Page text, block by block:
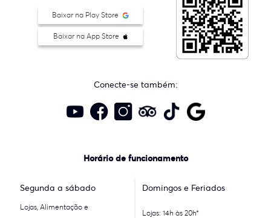
Baixar na Play Store
Baixar na App Store
Conecte-se também:
Horário de funcionamento
Segunda a sábado
Lojas, Alimentação e
Domingos e Feriados
Lojas: 14h às 20h*